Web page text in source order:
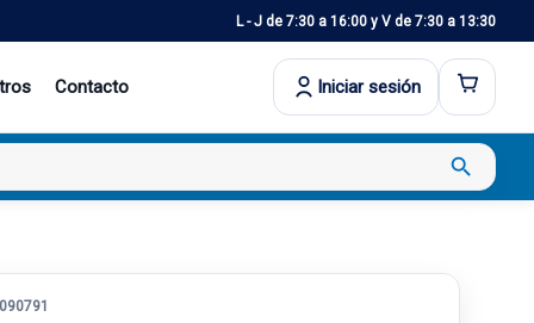
L - J de 7:30 a 16:00 y V de 7:30 a 13:30
Contacto Iniciar sesión
search